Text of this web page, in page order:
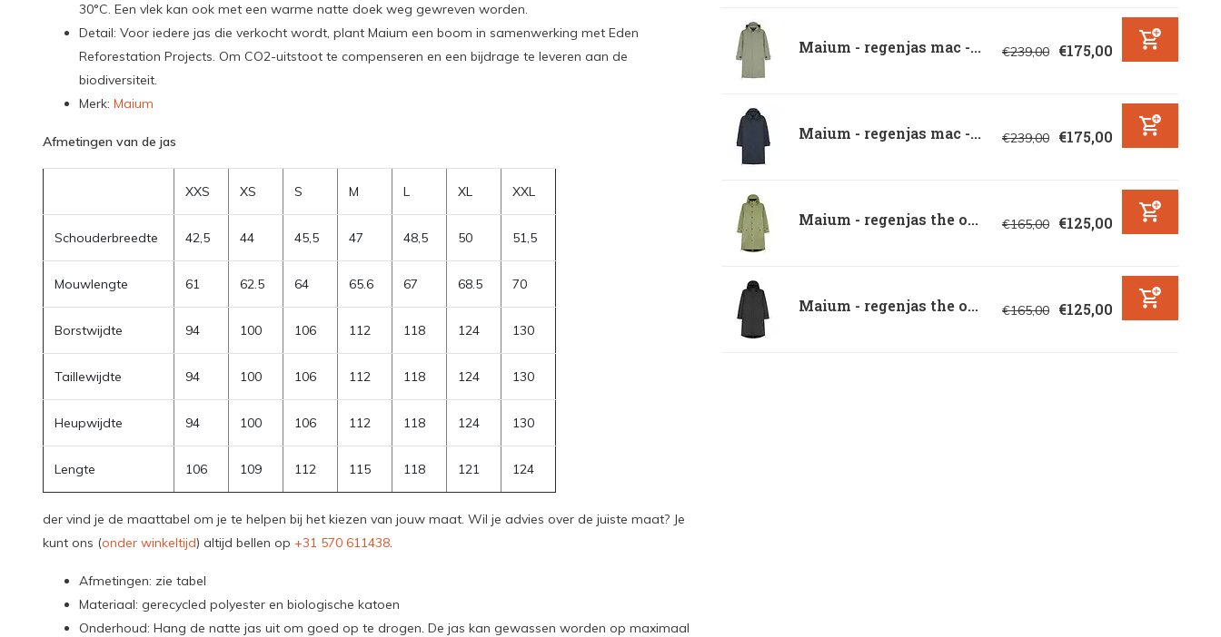
30°C. Een vlek kan ook met een warme natte doek weg gewreven worden.
Detail: Voor iedere jas die verkocht wordt, plant Maium een boom in samenwerking met Eden
Reforestation Projects. Om CO2-uitstoot te compenseren en een bijdrage te leveren aan de
biodiversiteit.
Merk: Maium
Afmetingen van de jas
XXS XS S M L XL XXL
Schouderbreedte 42,5 44 45,5 47 48,5 50 51,5
Mouwlengte 61 62.5 64 65.6 67 68.5 70
Borstwijdte 94 100 106 112 118 124 130
Taillewijdte 94 100 106 112 118 124 130
Heupwijdte 94 100 106 112 118 124 130
Lengte 106 109 112 115 118 121 124
der vind je de maattabel om je te helpen bij het kiezen van jouw maat. Wil je advies over de juiste maat? Je
kunt ons (onder winkeltijd) altijd bellen op +31 570 611438.
Afmetingen: zie tabel
Materiaal: gerecycled polyester en biologische katoen
Onderhoud: Hang de natte jas uit om goed op te drogen. De jas kan gewassen worden op maximaal
Maium - regenjas mac -... €239,00 €175,00
Maium - regenjas mac -... €239,00 €175,00
Maium - regenjas the o... €165,00 €125,00
Maium - regenjas the o... €165,00 €125,00